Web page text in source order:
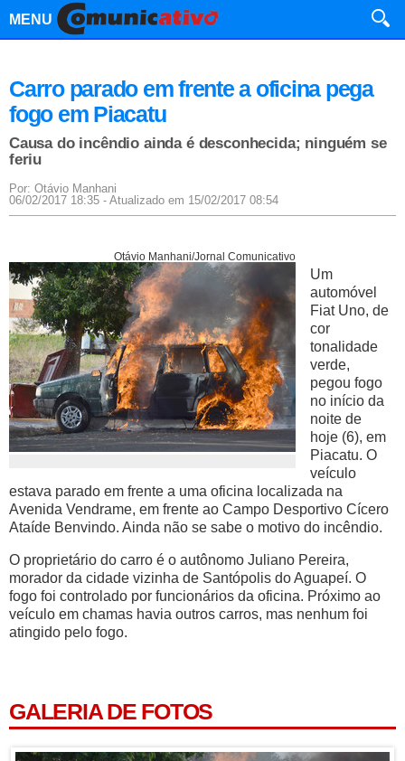
MENU
Carro parado em frente a oficina pega
fogo em Piacatu
Causa do incêndio ainda é desconhecida; ninguém se
feriu
Por: Otávio Manhani
06/02/2017 18:35 - Atualizado em 15/02/2017 08:54
Otávio Manhani/Jornal Comunicativo
Um
automóvel
Fiat Uno, de
cor
tonalidade
verde,
pegou fogo
no início da
noite de
hoje (6), em
Piacatu. O
veículo
estava parado em frente a uma oficina localizada na
Avenida Vendrame, em frente ao Campo Desportivo Cícero
Ataíde Benvindo. Ainda não se sabe o motivo do incêndio.
O proprietário do carro é o autônomo Juliano Pereira,
morador da cidade vizinha de Santópolis do Aguapeí. O
fogo foi controlado por funcionários da oficina. Próximo ao
veículo em chamas havia outros carros, mas nenhum foi
atingido pelo fogo.
GALERIA DE FOTOS